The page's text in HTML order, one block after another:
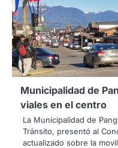
Municipalidad de
viales en el centro
La Municipalidad de
Tránsito, presentó al
actualizado sobre la